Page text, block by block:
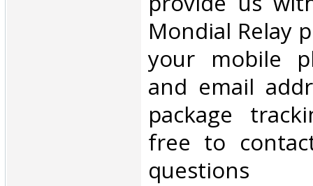
Mondial Relay
your mobile
and email
package
free to
questions‎